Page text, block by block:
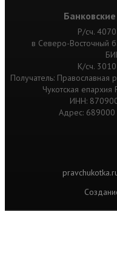
Р/сч.
в Северо-Восточный
К/сч.
Получатель: Православная
Чукотская
ИНН:
Адрес: 689000